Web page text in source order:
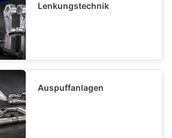
Lenkungstechnik
Auspuffanlagen